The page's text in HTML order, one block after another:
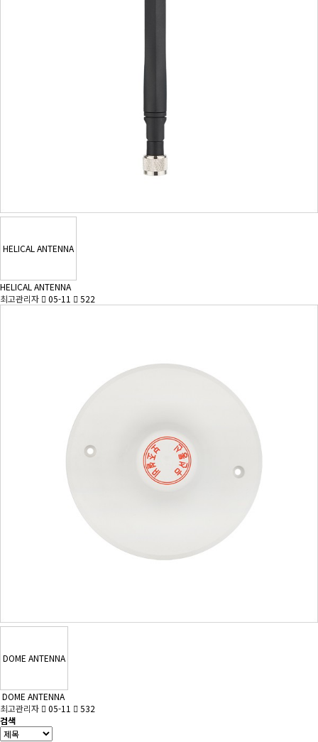
HELICAL ANTENNA
HELICAL ANTENNA
최고관리자
05-11 522
DOME ANTENNA
DOME ANTENNA
최고관리자
05-11
532
검색